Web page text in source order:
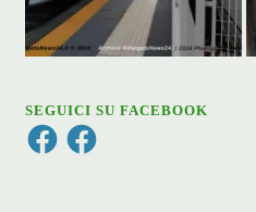
SEGUICI SU FACEBOOK
FacebookFacebook